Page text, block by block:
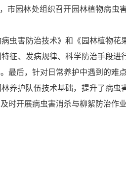
市园林处组织召开园林植物病
虫害防治技术》和《园林植物
征、发病规律、科学防治手段
最后，针对日常养护中遇到的难
养护队伍技术基础，提升了病
时开展病虫害消杀与柳絮防治作